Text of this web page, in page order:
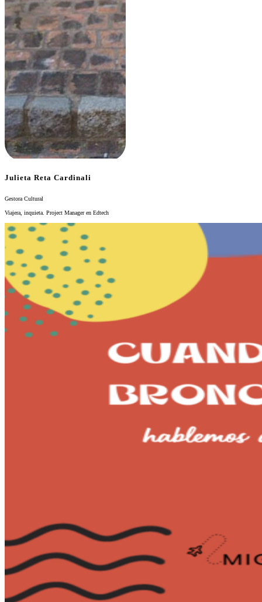
Julieta Reta Cardinali
Gestora Cultural
Viajera, inquieta. Project Manager en Edtech